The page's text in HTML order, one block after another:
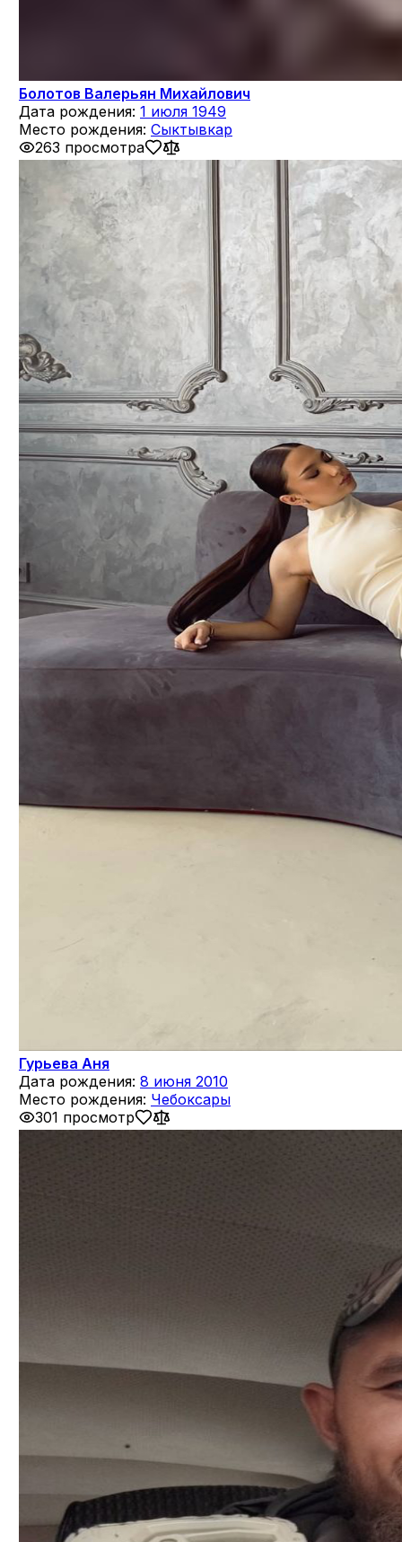
Болотов Валерьян Михайлович
Дата рождения: 1 июля 1949
Место рождения: Сыктывкар
263 просмотра
Гурьева Аня
Дата рождения: 8 июня 2010
Место рождения: Чебоксары
301 просмотр